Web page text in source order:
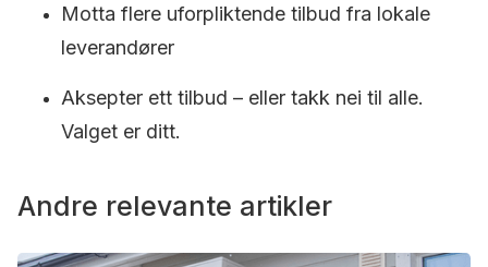
Motta flere uforpliktende tilbud fra lokale
leverandører
Aksepter ett tilbud – eller takk nei til alle.
Valget er ditt.
Andre relevante artikler